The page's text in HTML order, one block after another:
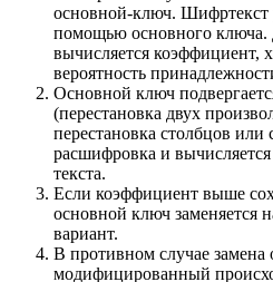
основной-ключ. Шифртекст
помощью основного ключа.
вычисляется коэффициент,
вероятность
Основной ключ
(перестановка двух
перестановка столбцов или
расшифровка и
текста.
Если коэффициент выше
основной ключ заменяется
вариант.
В противном случае замена
модифицированный